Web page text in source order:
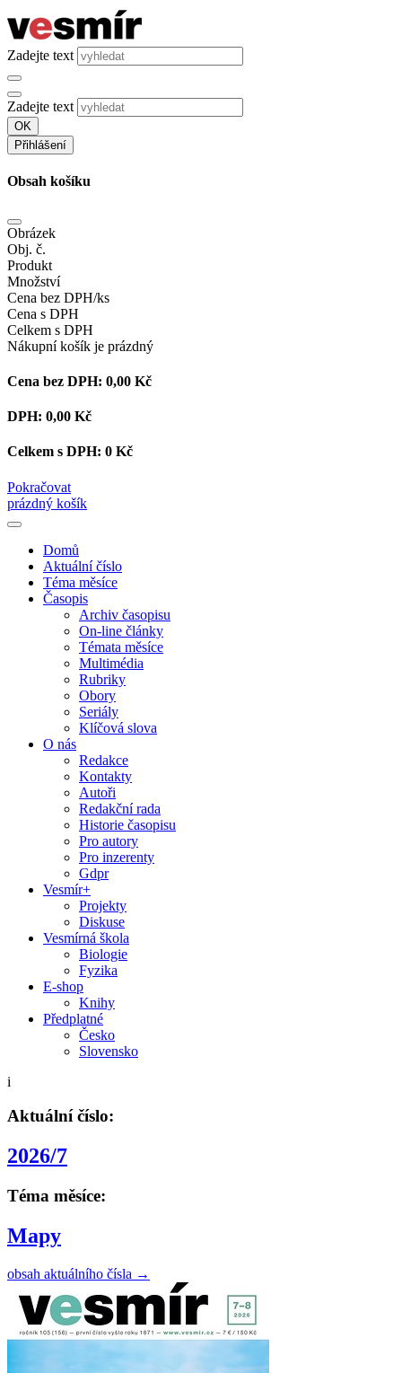
Zadejte text
Zadejte text
OK
Přihlášení
Obsah košíku
Obrázek
Obj. č.
Produkt
Množství
Cena bez DPH/ks
Cena s DPH
Celkem s DPH
Nákupní košík je prázdný
Cena bez DPH: 0,00 Kč
DPH: 0,00 Kč
Celkem s DPH: 0 Kč
Pokračovat
prázdný košík
Domů
Aktuální číslo
Téma měsíce
Časopis
Archiv časopisu
On-line články
Témata měsíce
Multimédia
Rubriky
Obory
Seriály
Klíčová slova
O nás
Redakce
Kontakty
Autoři
Redakční rada
Historie časopisu
Pro autory
Pro inzerenty
Gdpr
Vesmír+
Projekty
Diskuse
Vesmírná škola
Biologie
Fyzika
E-shop
Knihy
Předplatné
Česko
Slovensko
i
Aktuální číslo:
2026/7
Téma měsíce:
Mapy
obsah aktuálního čísla →